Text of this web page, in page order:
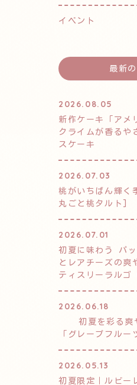
イベント
最新
2026.08.05
新作ケーキ「アメ
クライムが香るや
スケーキ
2026.07.03
桃がいちばん輝く
丸ごと桃タルト]
2026.07.01
初夏に味わう パ
とレアチーズの爽
ティスリーラルゴ
2026.06.18
初夏を彩る爽
「グレープフルー
2026.05.13
初夏限定｜ルビー